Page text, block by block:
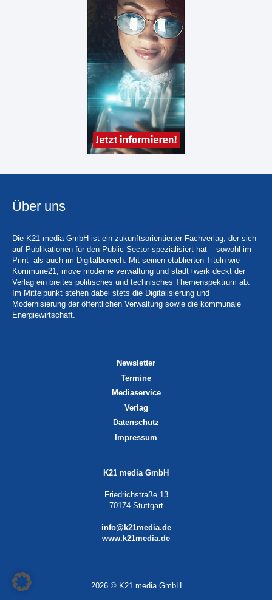
Über uns
Die K21 media GmbH ist ein zukunftsorientierter Fachverlag, der sich
auf Publikationen für den Public Sector spezialisiert hat – sowohl im
Print- als auch im Digitalbereich. Mit seinen etablierten Titeln wie
Kommune21, move moderne verwaltung und stadt+werk deckt der
Verlag ein breites politisches und technisches Themenspektrum ab.
Im Mittelpunkt stehen dabei stets die Digitalisierung und
Modernisierung der öffentlichen Verwaltung sowie die kommunale
Energiewirtschaft.
Newsletter
Termine
Mediaservice
Verlag
Datenschutz
Impressum
K21 media GmbH
Friedrichstraße 13
70174 Stuttgart
info@k21media.de
www.k21media.de
2026 © K21 media GmbH